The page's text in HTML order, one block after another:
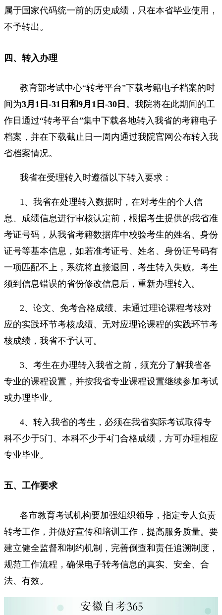
属于国家代码统一前的历史成绩，只在本省毕业使用，
不予转出。
四、转入办理
教育部考试中心“转考平台”下载考籍电子档案的时
间为3月1日-31日和9月1日-30日 。我院将在此期间的工
作日通过“转考平台”集中下载各地转入我省的考籍电子
档案，并在下载截止日一周内通过我院官网公布转入我
省档案情况。
我省在受理转入时遵循以下转入要求：
1、我省在处理转入数据时，在对考生的个人信
息、成绩信息进行审核认定前，根据考生提供的我省准
考证号码，从我省考籍数据库中校验考生的姓名、身份
证号等基本信息，如若准考证号、姓名、身份证号码有
一项匹配不上，系统将直接退回，考生转入失败。考生
须到信息错误的省份修改信息后，重新办理转入。
2、论文、免考合格成绩、未通过理论课程考核对
应的实践环节考核成绩、无对应理论课程的实践环节考
核成绩，我省不予认可。
3、考生在办理转入我省之前，须充分了解我省各
专业的课程设置，并按我省专业课程设置继续参加考试
或办理毕业。
4、转入我省的考生，必须在我省实际考试取得专
科不少于5门、本科不少于4门合格成绩，方可办理相应
专业毕业。
五、工作要求
各市教育考试机构要加强组织领导，指定专人负责
转考工作，并做好宣传和培训工作，提高服务质量。要
建立健全监督和制约机制，完善倒查和责任追溯制度，
规范工作流程，确保电子转考信息的真实、安全、合
法、有效。